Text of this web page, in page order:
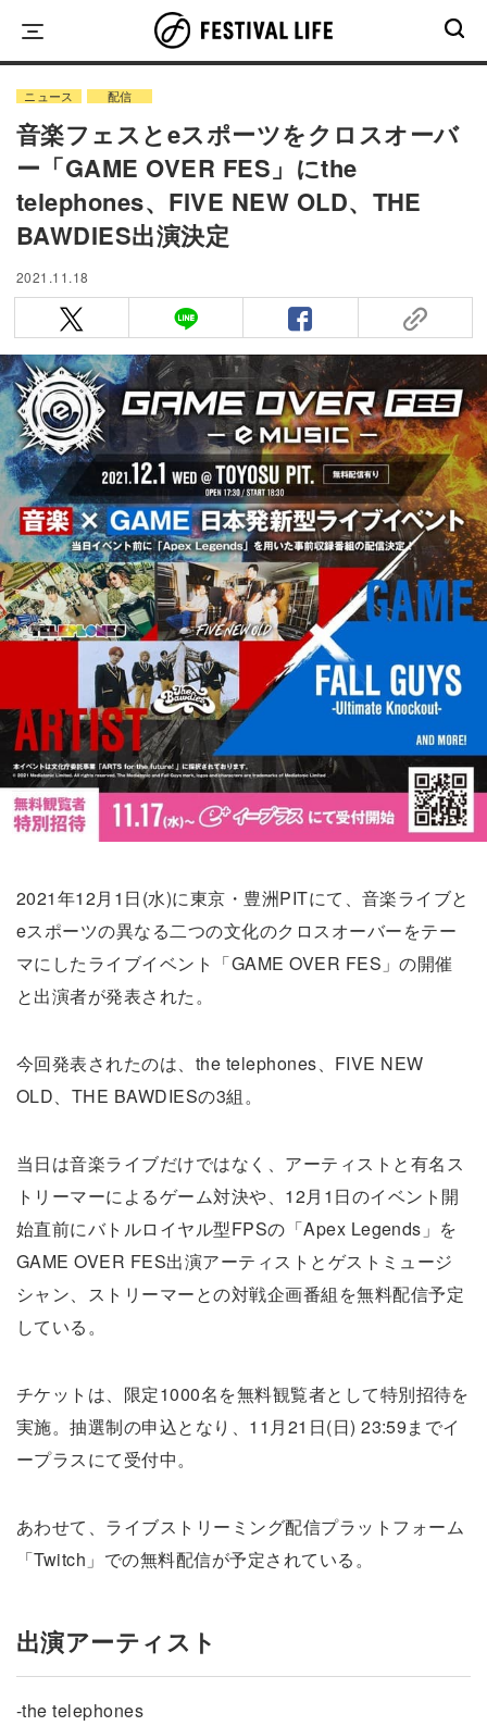
content
ニュース 配信
音楽フェスとeスポーツをクロスオーバ
ー「GAME OVER FES」にthe
telephones、FIVE NEW OLD、THE
BAWDIES出演決定
2021.11.18
2021年12月1日(水)に東京・豊洲PITにて、音楽ライブと
eスポーツの異なる二つの文化のクロスオーバーをテー
マにしたライブイベント「GAME OVER FES」の開催
と出演者が発表された。
今回発表されたのは、the telephones、FIVE NEW
OLD、THE BAWDIESの3組。
当日は音楽ライブだけではなく、アーティストと有名ス
トリーマーによるゲーム対決や、12月1日のイベント開
始直前にバトルロイヤル型FPSの「Apex Legends」を
GAME OVER FES出演アーティストとゲストミュージ
シャン、ストリーマーとの対戦企画番組を無料配信予定
している。
チケットは、限定1000名を無料観覧者として特別招待を
実施。抽選制の申込となり、11月21日(日) 23:59までイ
ープラスにて受付中。
あわせて、ライブストリーミング配信プラットフォーム
「Twitch」での無料配信が予定されている。
出演アーティスト
-the telephones